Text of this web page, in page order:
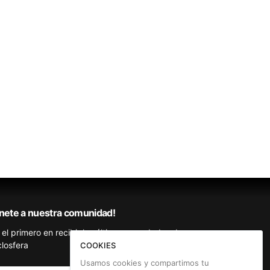
a nuestra comunidad!
el primero en recibir las últimas novedades de
COOKIES
Usamos cookies y compartimos tu